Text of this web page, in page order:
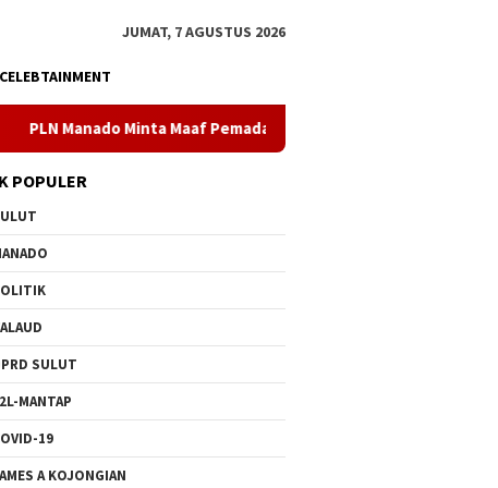
JUMAT, 7 AGUSTUS 2026
CELEBTAINMENT
Maaf Pemadaman Bergilir di Pulau Bunaken, Minggu Dua
POPULER
SULUT
MANTAP
19
A KOJONGIAN